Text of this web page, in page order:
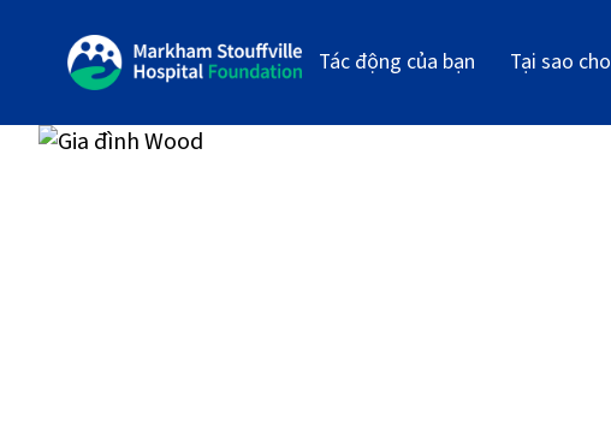
Tác động của bạn Tại sao cho